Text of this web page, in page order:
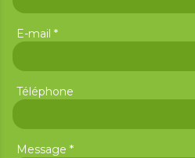
E-mail *
Téléphone
Message *